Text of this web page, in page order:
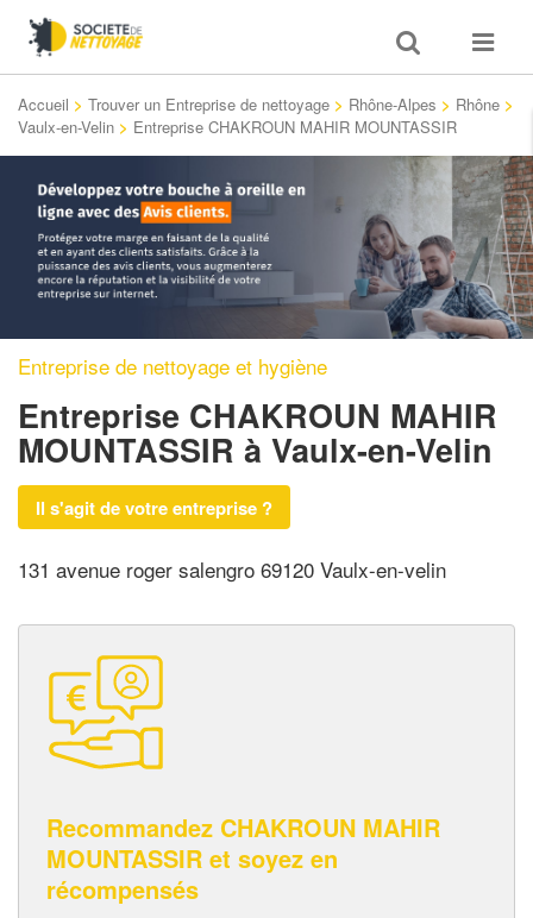
Toggle
search
Toggle
Accueil > Trouver un Entreprise de nettoyage > Rhône-Alpes > Rhône >
Vaulx-en-Velin > Entreprise CHAKROUN MAHIR MOUNTASSIR
Entreprise de nettoyage et hygiène
Entreprise CHAKROUN MAHIR
MOUNTASSIR à Vaulx-en-Velin
Il s'agit de votre entreprise ?
131 avenue roger salengro 69120 Vaulx-en-velin
Recommandez CHAKROUN MAHIR
MOUNTASSIR et soyez en
récompensés